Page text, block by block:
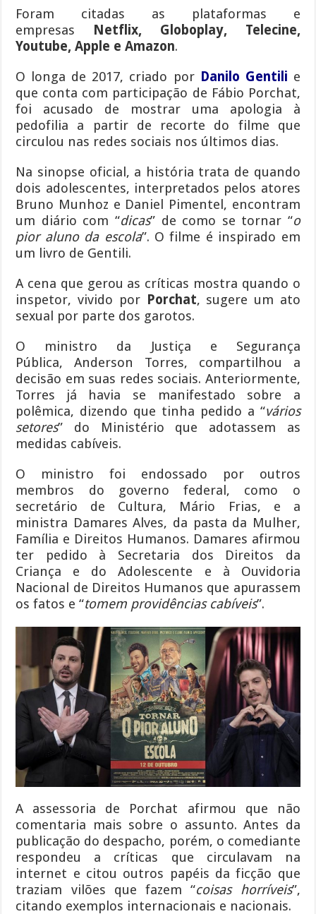
Foram citadas as plataformas e
empresas
Netflix, Globoplay, Telecine,
Youtube, Apple e Amazon.
O longa de 2017, criado por Danilo Gentili e
que conta com participação de Fábio Porchat,
foi acusado de mostrar uma apologia à
pedofilia a partir de recorte do filme que
circulou nas redes sociais nos últimos dias.
Na sinopse oficial, a história trata de quando
dois adolescentes, interpretados pelos atores
Bruno Munhoz e Daniel Pimentel, encontram
um diário com “dicas” de como se tornar “o
pior aluno da escola”. O filme é inspirado em
um livro de Gentili.
A cena que gerou as críticas mostra quando o
inspetor, vivido por
Porchat, sugere um ato
sexual por parte dos garotos.
O ministro da Justiça e Segurança
Pública, Anderson Torres, compartilhou a
decisão em suas redes sociais. Anteriormente,
Torres já havia se manifestado sobre a
polêmica, dizendo que tinha pedido a “vários
setores” do Ministério que adotassem as
medidas cabíveis.
O ministro foi endossado por outros
membros do governo federal, como o
secretário de Cultura, Mário Frias, e a
ministra Damares Alves, da pasta da Mulher,
Família e Direitos Humanos. Damares afirmou
ter pedido à Secretaria dos Direitos da
Criança e do Adolescente e à Ouvidoria
Nacional de Direitos Humanos que apurassem
os fatos e “tomem providências cabíveis”.
A assessoria de Porchat afirmou que não
comentaria mais sobre o assunto. Antes da
publicação do despacho, porém, o comediante
respondeu a críticas que circulavam na
internet e citou outros papéis da ficção que
traziam vilões que fazem “coisas horríveis”,
citando exemplos internacionais e nacionais.